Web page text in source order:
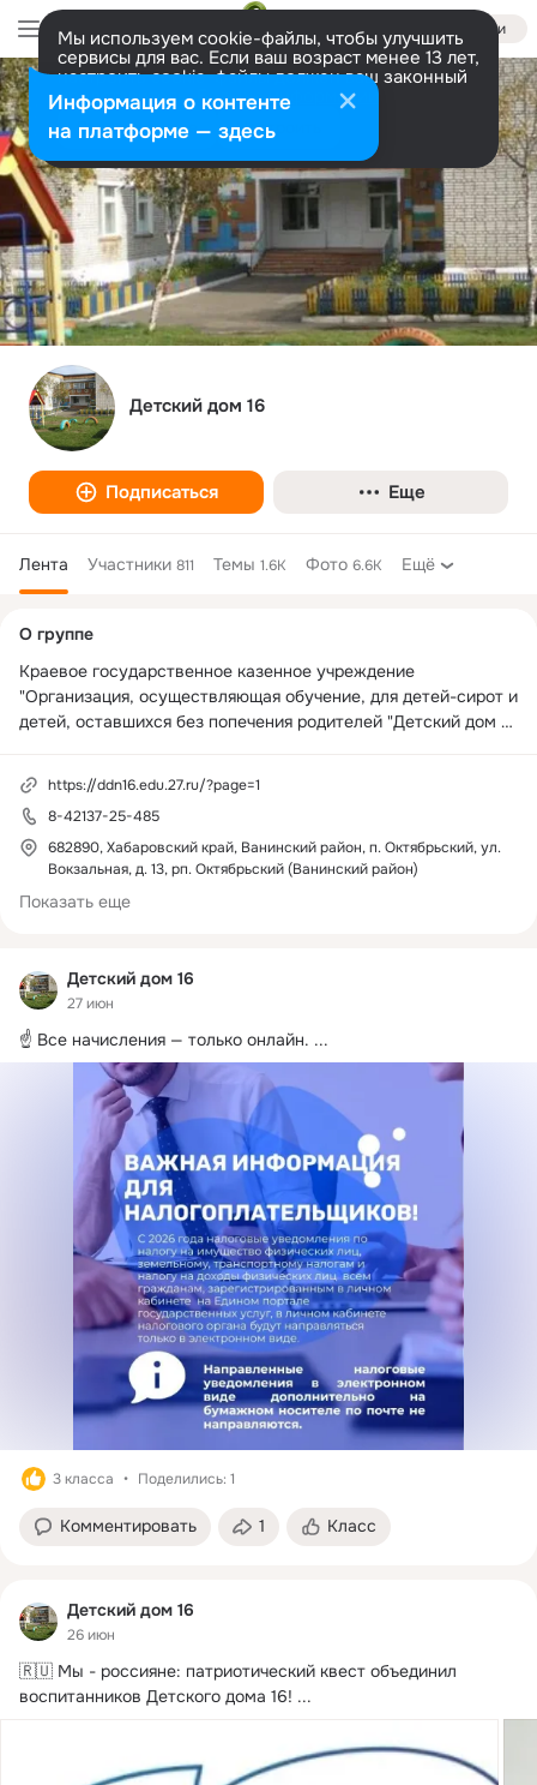
Войти
Мы используем cookie-файлы, чтобы улучшить
сервисы для вас. Если ваш возраст менее 13 лет,
настроить cookie-файлы должен ваш законный
представитель. Больше информации
Разрешить все Настроить
Детский дом 16
Подписаться Еще
Лента Участники 811 Темы 1.6K Фото 6.6K Ещё
Детский дом 16
27 июн
☝️ Все начисления — только онлайн. ...
3 класса Поделились: 1
Комментировать 1 Класс
Детский дом 16
26 июн
🇷🇺 Мы - россияне: патриотический квест объединил
воспитанников Детского дома 16! ...
колонка
О группе
Краевое государственное казенное учреждение
"Организация, осуществляющая обучение, для детей-сирот и
детей, оставшихся без попечения родителей "Детский дом
https://ddn16.edu.27.ru/?page=1
8-42137-25-485
682890, Хабаровский край, Ванинский район, п. Октябрьский, ул.
Вокзальная, д. 13, рп. Октябрьский (Ванинский район)
Показать еще
Информация о контенте
на платформе — здесь